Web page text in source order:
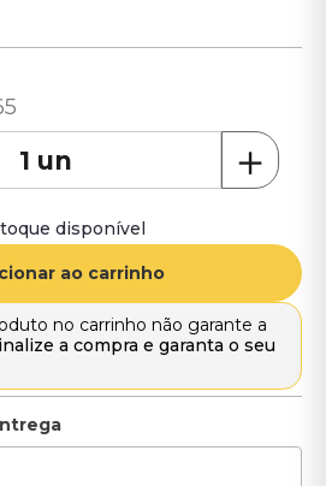
＋
disponível
ao carrinho
no carrinho não garante a
a compra e garanta o seu